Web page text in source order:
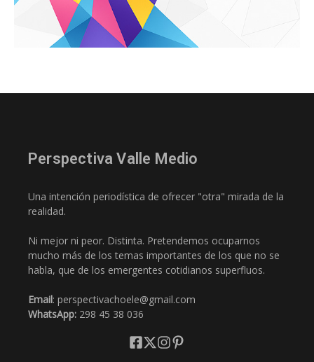
Perspectiva Valle Medio
Una intención periodística de ofrecer "otra" mirada de la
realidad.
Ni mejor ni peor. Distinta. Pretendemos ocuparnos
mucho más de los temas importantes de los que no se
habla, que de los emergentes cotidianos superfluos.
Email: perspectivachoele@gmail.com
WhatsApp: 298 45 38 036